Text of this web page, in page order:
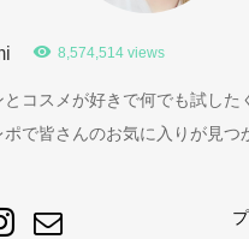
8,574,514 views
とコスメが好きで何でも試した
で皆さんのお気に入りが見つ